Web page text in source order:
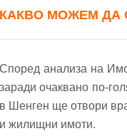
КАКВО МОЖЕМ ДА
Според анализа на
заради очаквано по-
в Шенген ще отвори
и жилищни имоти.